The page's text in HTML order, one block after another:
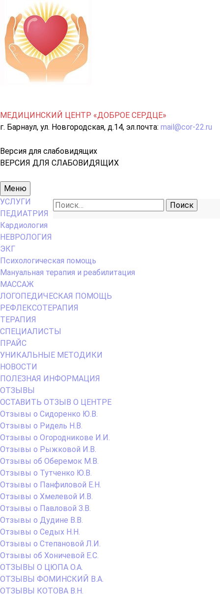
МЕДИЦИНСКИЙ ЦЕНТР «ДОБРОЕ СЕРДЦЕ»
г. Барнаул, ул. Новгородская, д.14, эл.почта: mail@cor-22.ru
Версия для слабовидящих
ВЕРСИЯ ДЛЯ СЛАБОВИДЯЩИХ
Основное
меню
Меню
Найти:
УСЛУГИ
ПЕДИАТРИЯ
Кардиология
НЕВРОЛОГИЯ
ЭКГ
Психологическая помощь
Мануальная терапия и реабилитация
МАССАЖ
ЛОГОПЕДИЧЕСКАЯ ПОМОЩЬ
РЕФЛЕКСОТЕРАПИЯ
ТЕРАПИЯ
СПЕЦИАЛИСТЫ
ПРАЙС
УНИКАЛЬНЫЕ МЕТОДИКИ
НОВОСТИ
ПОЛЕЗНАЯ ИНФОРМАЦИЯ
ОТЗЫВЫ
ОСТАВИТЬ ОТЗЫВ О ЦЕНТРЕ
Отзывы о Сидоренко Ю.В.
Отзывы о Ридель Н.В.
Отзывы о Огородникове И.И.
Отзывы о Рыжковой И.В.
Отзывы об Оберемок М.В.
Отзывы о Тутченко Ю.В.
Отзывы о Панфиловой Е.Н.
Отзывы о Хмелевой И.В.
Отзывы о Павловой З.В.
Отзывы о Дудине В.В.
Отзывы о Седых Н.Н.
Отзывы о Степановой Л.И.
Отзывы об Хоничевой Е.С.
ОТЗЫВЫ О ЦЮПА О.А.
ОТЗЫВЫ ФОМИНСКИЙ В.А.
ОТЗЫВЫ КОТОВА В.Н.